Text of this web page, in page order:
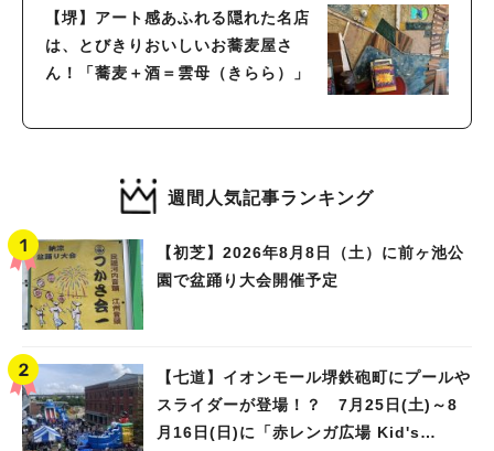
【堺】アート感あふれる隠れた名店
は、とびきりおいしいお蕎麦屋さ
ん！「蕎麦＋酒＝雲母（きらら）」
週間人気記事ランキング
【初芝】2026年8月8日（土）に前ヶ池公
園で盆踊り大会開催予定
【七道】イオンモール堺鉄砲町にプールや
スライダーが登場！？ 7月25日(土)～8
月16日(日)に「赤レンガ広場 Kid's